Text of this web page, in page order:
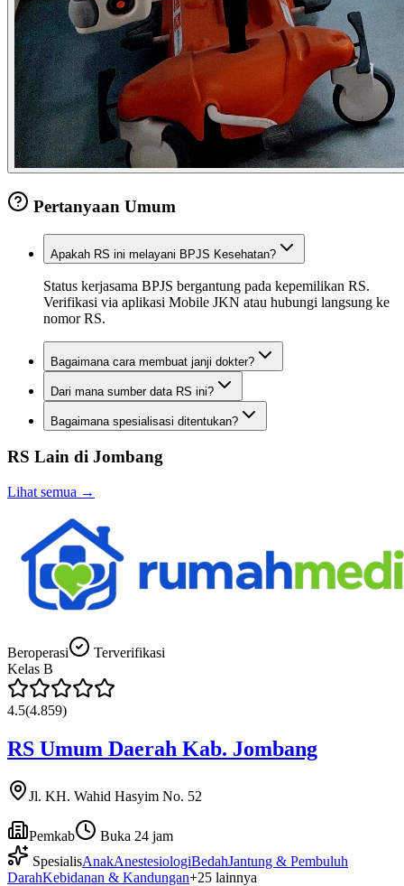
Pertanyaan Umum
Apakah RS ini melayani BPJS Kesehatan?
Status kerjasama BPJS bergantung pada kepemilikan RS.
Verifikasi via aplikasi Mobile JKN atau hubungi langsung ke
nomor RS.
Bagaimana cara membuat janji dokter?
Dari mana sumber data RS ini?
Bagaimana spesialisasi ditentukan?
RS Lain di Jombang
Lihat semua →
Beroperasi
Terverifikasi
Kelas B
4.5(4.859)
RS Umum Daerah Kab. Jombang
Jl. KH. Wahid Hasyim No. 52
Pemkab
Buka 24 jam
SpesialisAnakAnestesiologiBedahJantung & Pembuluh
DarahKebidanan & Kandungan+25 lainnya